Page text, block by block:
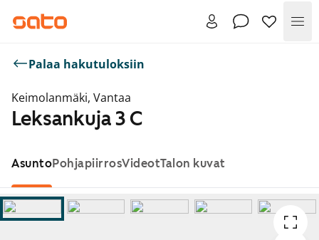
Palaa hakutuloksiin
Keimolanmäki, Vantaa
Leksankuja 3 C
AsuntoPohjapiirrosVideotTalon kuvat